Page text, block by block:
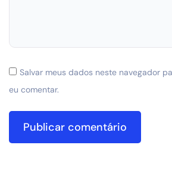
Salvar meus dados neste navegador
eu comentar.